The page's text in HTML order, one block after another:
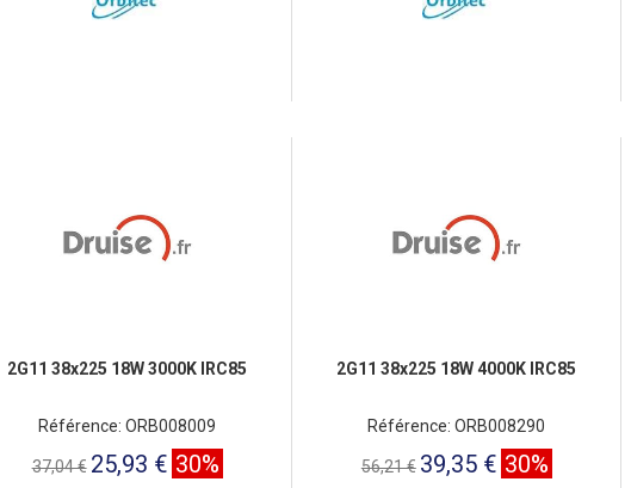
2G11 38x225 18W 3000K IRC85
Référence: ORB008009
37,04 € 25,93 € 30%
2G11 38x225 18W 4000K IRC85
Référence: ORB008290
56,21 € 39,35 € 30%